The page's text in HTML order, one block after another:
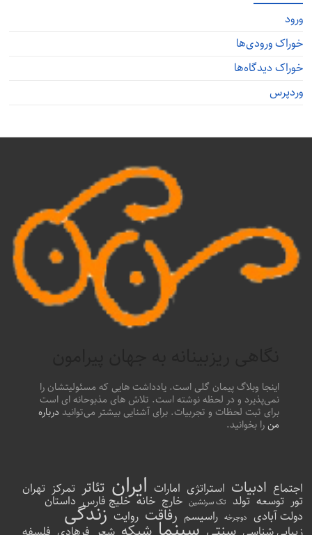
ورود
خوراک ورودی‌ها
خوراک دیدگاه‌ها
وردپرس
اینجا وبلاگ پیمان گلی است. یادداشت هایی که مسئولیتشان را
نمی‌پذیرد و در لحظه نوشته است. تلاش های مذبوحانه ای است
برای ثبت لحظات و تجربیات. برای آشنایی بیشتر می‌توانیددرباره
منرا بخوانید.
اجتماع ادبیات استراتژی امارات ایران تئاتر تمرکز تهران
تور توسعه تولد تک سرنشین خارج خانه خلیج فارس داستان
دولت آبادی دوچرخه راسیسم رفاقت روایت زندگی